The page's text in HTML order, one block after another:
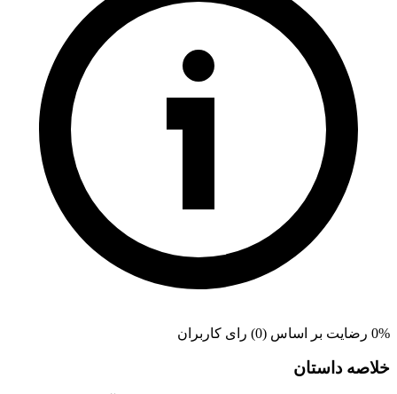
0% رضایت بر اساس (0) رای کاربران
خلاصه داستان